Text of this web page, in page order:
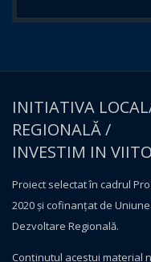
INITIATIVA
REGIONALĂ /
INVESTIM IN
Proiect selectat în cadrul
2020 și cofinanțat de
Dezvoltare Regională.
Conţinutul acestui material